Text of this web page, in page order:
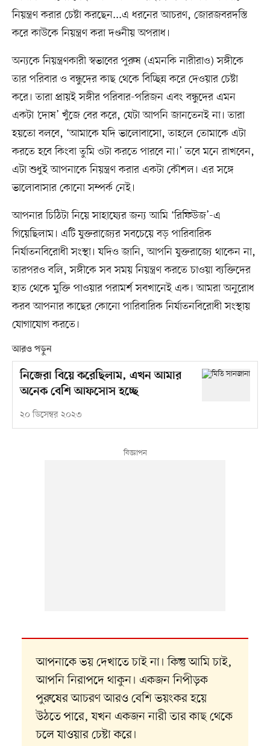
নিয়ন্ত্রণ করার চেষ্টা করছেন...এ ধরনের আচরণ, জোরজবরদস্তি
করে কাউকে নিয়ন্ত্রণ করা দণ্ডনীয় অপরাধ।
অন্যকে নিয়ন্ত্রণকারী স্বভাবের পুরুষ (এমনকি নারীরাও) সঙ্গীকে
তার পরিবার ও বন্ধুদের কাছ থেকে বিচ্ছিন্ন করে দেওয়ার চেষ্টা
করে। তারা প্রায়ই সঙ্গীর পরিবার-পরিজন এবং বন্ধুদের এমন
একটা ‘দোষ’ খুঁজে বের করে, যেটা আপনি জানতেনই না। তারা
হয়তো বলবে, ‘আমাকে যদি ভালোবাসো, তাহলে তোমাকে এটা
করতে হবে কিংবা তুমি ওটা করতে পারবে না।’ তবে মনে রাখবেন,
এটা শুধুই আপনাকে নিয়ন্ত্রণ করার একটা কৌশল। এর সঙ্গে
ভালোবাসার কোনো সম্পর্ক নেই।
আপনার চিঠিটা নিয়ে সাহায্যের জন্য আমি ‘রিফিউজ’-এ
গিয়েছিলাম। এটি যুক্তরাজ্যের সবচেয়ে বড় পারিবারিক
নির্যাতনবিরোধী সংস্থা। যদিও জানি, আপনি যুক্তরাজ্যে থাকেন না,
তারপরও বলি, সঙ্গীকে সব সময় নিয়ন্ত্রণ করতে চাওয়া ব্যক্তিদের
হাত থেকে মুক্তি পাওয়ার পরামর্শ সবখানেই এক। আমরা অনুরোধ
করব আপনার কাছের কোনো পারিবারিক নির্যাতনবিরোধী সংস্থায়
যোগাযোগ করতে।
আরও পড়ুন
নিজেরা বিয়ে করেছিলাম, এখন আমার
অনেক বেশি আফসোস হচ্ছে
২০ ডিসেম্বর ২০২৩
আপনাকে ভয় দেখাতে চাই না। কিন্তু আমি চাই,
আপনি নিরাপদে থাকুন। একজন নিপীড়ক
পুরুষের আচরণ আরও বেশি ভয়ংকর হয়ে
উঠতে পারে, যখন একজন নারী তার কাছ থেকে
চলে যাওয়ার চেষ্টা করে।